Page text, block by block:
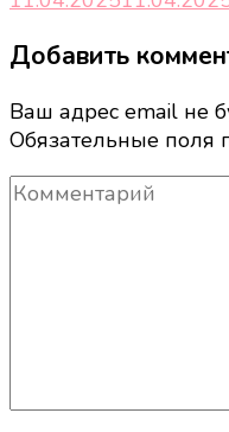
Добавить
Ваш адрес email не
Обязательные поля
Комментарий